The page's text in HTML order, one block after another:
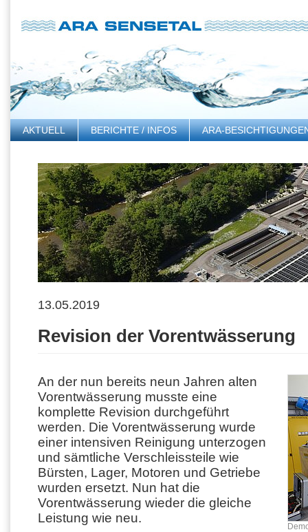
AKTUELL BERICHTE / INFOS
ARA-
13.05.2019
Revision der Vorentwässerung
An der nun bereits neun Jahren alten
Vorentwässerung musste eine
komplette Revision durchgeführt
werden. Die Vorentwässerung wurde
einer intensiven Reinigung unterzogen
und sämtliche Verschleissteile wie
Bürsten, Lager, Motoren und Getriebe
wurden ersetzt. Nun hat die
Vorentwässerung wieder die gleiche
Leistung wie neu.